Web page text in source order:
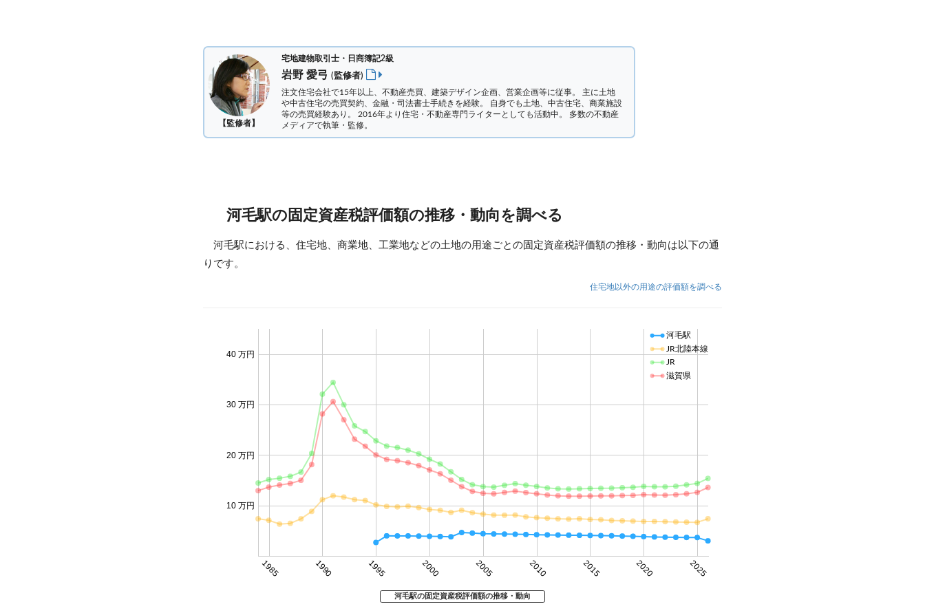
【監修者】
宅地建物取引士・日商簿記2級
岩野 愛弓(監修者)
注文住宅会社で15年以上、不動産売買、建築デザイン企画、営業企画等に従事。 主に土地
や中古住宅の売買契約、金融・司法書士手続きを経験。 自身でも土地、中古住宅、商業施設
等の売買経験あり。 2016年より住宅・不動産専門ライターとしても活動中。 多数の不動産
メディアで執筆・監修。
河毛駅の固定資産税評価額の推移・動向を調べる
河毛駅における、住宅地、商業地、工業地などの土地の用途ごとの固定資産税評価額の推移・動向は以下の通
りです。
住宅地以外の用途の評価額を調べる
1985 1990 1995 2000 2005 2010 2015 2020 2025
10 万円
20 万円
30 万円
40 万円
河毛駅
JR北陸本線
JR
滋賀県
河毛駅の固定資産税評価額の推移・動向